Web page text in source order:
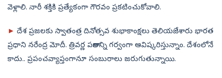
వెళ్లాలి. నారీ శక్తికి ప్రత్యేకంగా గౌరవం ప్రకటించుకోవాలి.
► దేశ ప్రజలకు స్వాతంత్ర దినోత్సవ శుభాకాంక్షలు తెలియజేశారు భారత
ప్రధాని నరేంద్ర మోదీ. త్రివర్ణ పతాకాన్ని గర్వంగా ఆవిష్కరిస్తున్నాం. దేశంలోనే
కాదు.. ప్రపంచవ్యాప్తంగానూ సంబురాలు జరుగుతున్నాయి.